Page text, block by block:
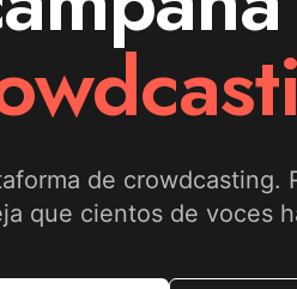
de crowdcasting.
que cientos de voces